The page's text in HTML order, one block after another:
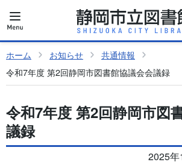
ホーム お知らせ
共通情報
令和7年度 第2回静岡市図書館協議会会議録
令和7年度 第2回静岡市図
議録
2025